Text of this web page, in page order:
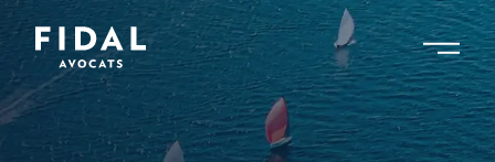
Aller
au
contenu
principal